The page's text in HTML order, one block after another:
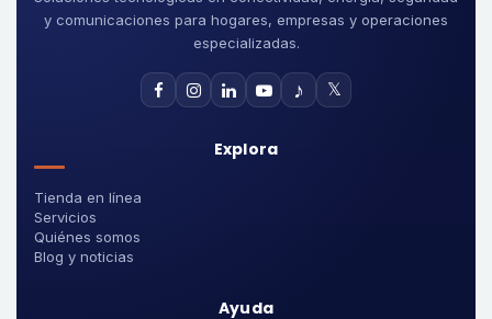
y comunicaciones para hogares, empresas y operaciones
especializadas.
♪ 𝕏
Explora
Tienda en línea
Servicios
Quiénes somos
Blog y noticias
Ayuda